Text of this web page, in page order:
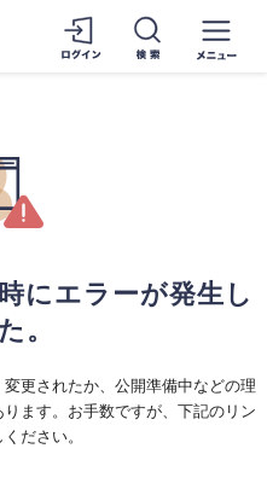
にエラーが発生し
。
更されたか、公開準備中などの理
ます。お手数ですが、下記のリン
ださい。